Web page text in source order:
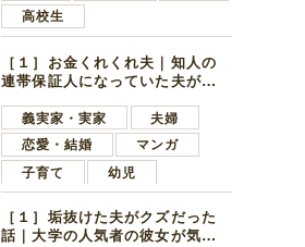
高校生
［１］お金くれくれ夫｜知人の
連帯保証人になっていた夫が家
言ってきた
義実家・実家
夫婦
恋愛・結婚
マンガ
子育て
幼児
［１］垢抜けた夫がクズだった
話｜大学の人気者の彼女が気に